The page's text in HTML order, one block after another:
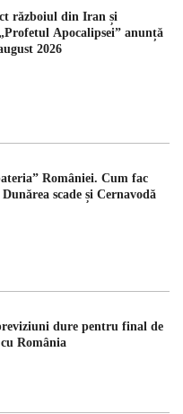
războiul din Iran și
Apocalipsei” anunță
2026
României. Cum fac
scade și Cernavodă
dure pentru final de
România